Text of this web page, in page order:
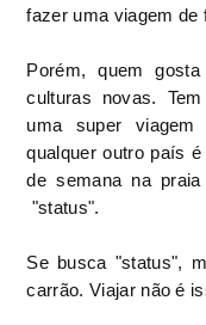
fazer uma viagem de
Porém, quem
culturas novas.
uma super
qualquer outro país
de semana na
"status".
Se busca "status",
carrão. Viajar não é